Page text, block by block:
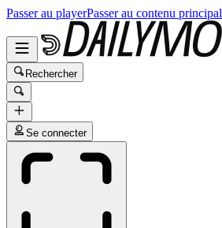
Passer au playerPasser au contenu principal
Rechercher
Se connecter